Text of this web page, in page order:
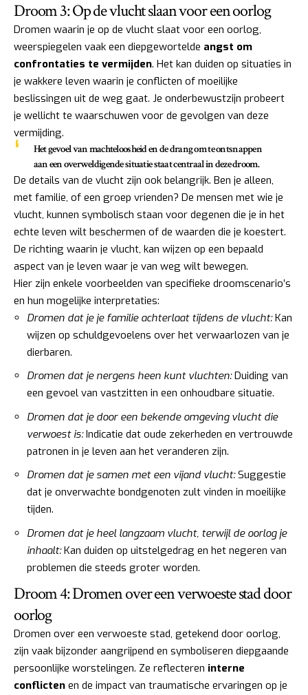
Droom 3: Op de vlucht slaan voor een oorlog
Dromen waarin je op de vlucht slaat voor een oorlog,
weerspiegelen vaak een diepgewortelde angst om
confrontaties te vermijden. Het kan duiden op situaties in
je wakkere leven waarin je conflicten of moeilijke
beslissingen uit de weg gaat. Je onderbewustzijn probeert
je wellicht te waarschuwen voor de gevolgen van deze
vermijding.
Het gevoel van machteloosheid en de drang om te ontsnappen
aan een overweldigende situatie staat centraal in deze droom.
De details van de vlucht zijn ook belangrijk. Ben je alleen,
met familie, of een groep vrienden? De mensen met wie je
vlucht, kunnen symbolisch staan voor degenen die je in het
echte leven wilt beschermen of de waarden die je koestert.
De richting waarin je vlucht, kan wijzen op een bepaald
aspect van je leven waar je van weg wilt bewegen.
Hier zijn enkele voorbeelden van specifieke droomscenario’s
en hun mogelijke interpretaties:
Dromen dat je je familie achterlaat tijdens de vlucht:Kan
wijzen op schuldgevoelens over het verwaarlozen van je
dierbaren.
Dromen dat je nergens heen kunt vluchten:Duiding van
een gevoel van vastzitten in een onhoudbare situatie.
Dromen dat je door een bekende omgeving vlucht die
verwoest is:Indicatie dat oude zekerheden en vertrouwde
patronen in je leven aan het veranderen zijn.
Dromen dat je samen met een vijand vlucht:Suggestie
dat je onverwachte bondgenoten zult vinden in moeilijke
tijden.
Dromen dat je heel langzaam vlucht, terwijl de oorlog je
inhaalt:Kan duiden op uitstelgedrag en het negeren van
problemen die steeds groter worden.
Droom 4: Dromen over een verwoeste stad door
oorlog
Dromen over een verwoeste stad, getekend door oorlog,
zijn vaak bijzonder aangrijpend en symboliseren diepgaande
persoonlijke worstelingen. Ze reflecteren interne
conflicten en de impact van traumatische ervaringen op je